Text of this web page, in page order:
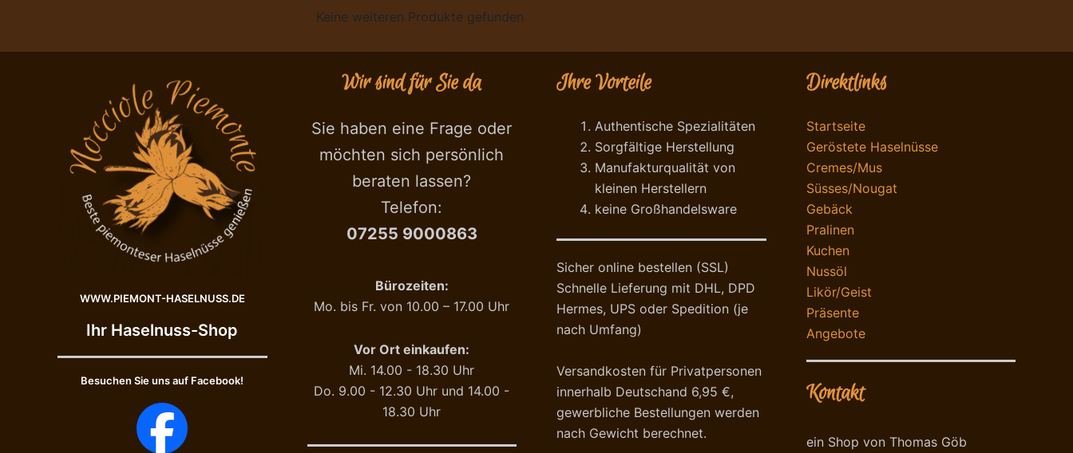
Keine weiteren Produkte gefunden
WWW.PIEMONT-HASELNUSS.DE
Ihr Haselnuss-Shop
Besuchen Sie uns auf Facebook!
Wir sind für Sie da
Sie haben eine Frage oder
möchten sich persönlich
beraten lassen?
Telefon:
07255 9000863
Bürozeiten:
Mo. bis Fr. von 10.00 – 17.00 Uhr
Vor Ort einkaufen:
Mi. 14.00 - 18.30 Uhr
Do. 9.00 - 12.30 Uhr und 14.00 -
18.30 Uhr
Ihre Vorteile
Authentische Spezialitäten
Sorgfältige Herstellung
Manufakturqualität von
kleinen Herstellern
keine Großhandelsware
Sicher online bestellen (SSL)
Schnelle Lieferung mit DHL, DPD
Hermes, UPS oder Spedition (je
nach Umfang)
Versandkosten für Privatpersonen
innerhalb Deutschand 6,95 €,
gewerbliche Bestellungen werden
nach Gewicht berechnet.
Direktlinks
Startseite
Geröstete Haselnüsse
Cremes/Mus
Süsses/Nougat
Gebäck
Pralinen
Kuchen
Nussöl
Likör/Geist
Präsente
Angebote
Kontakt
ein Shop von Thomas Göb